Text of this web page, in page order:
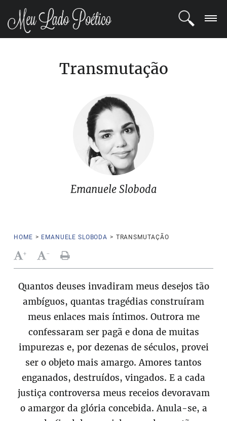
REGISTROTransmutação
Emanuele Sloboda
HOME > EMANUELE SLOBODA > TRANSMUTAÇÃO
+ -
Quantos deuses invadiram meus desejos tão
ambíguos, quantas tragédias construíram
meus enlaces mais íntimos. Outrora me
confessaram ser pagã e dona de muitas
impurezas e, por dezenas de séculos, provei
ser o objeto mais amargo. Amores tantos
enganados, destruídos, vingados. E a cada
justiça controversa meus receios devoravam
o amargor da glória concebida. Anula-se, a